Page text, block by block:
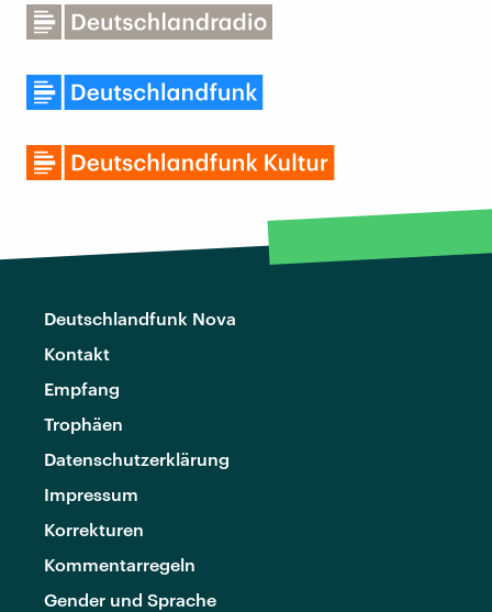
Deutschlandfunk Nova
Kontakt
Empfang
Trophäen
Datenschutzerklärung
Impressum
Korrekturen
Kommentarregeln
Gender und Sprache